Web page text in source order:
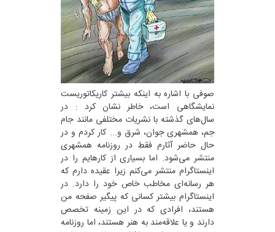
صوفی با اشاره به اینکه بیشتر کاریکاتوریست
نمایشگاهی است، خاطر نشان کرد : در
سال‌های گذشته با نشریات مختلفی مانند جام
جم، همشهری جوان، شرق و... کار کردم و در
حال حاضر آثارم فقط در روزنامه همشهری
منتشر می‌شود. اما بسیاری از کارهایم را در
اینستاگرام منتشر می‌کنم زیرا عقیده دارم که
هر رسانه‌ای مخاطب خاص خود را دارد. در
اینستاگرام بیشتر کسانی که پیگیر صفحه من
هستند، افرادی که در این زمینه تخصص
دارند و یا علاقه‌مند به هنر هستند، اما روزنامه